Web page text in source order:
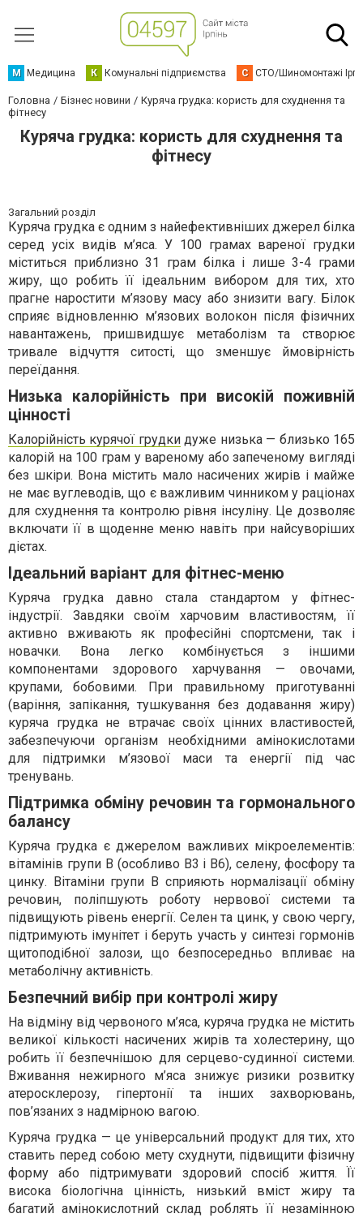
М Медицина К Комунальні підприємства С СТО/Шиномонтажі
Головна Бізнес новини
Куряча грудка: користь для схуднення та
фітнесу
Куряча грудка: користь для схуднення та
фітнесу
Загальний розділ
Куряча грудка є одним з найефективніших джерел білка
серед усіх видів м’яса. У 100 грамах вареної грудки
міститься приблизно 31 грам білка і лише 3-4 грами
жиру, що робить її ідеальним вибором для тих, хто
прагне наростити м’язову масу або знизити вагу. Білок
сприяє відновленню м’язових волокон після фізичних
навантажень, пришвидшує метаболізм та створює
тривале відчуття ситості, що зменшує ймовірність
переїдання.
Низька калорійність при високій поживній
цінності
Калорійність курячої грудкидуже низька — близько 165
калорій на 100 грам у вареному або запеченому вигляді
без шкіри. Вона містить мало насичених жирів і майже
не має вуглеводів, що є важливим чинником у раціонах
для схуднення та контролю рівня інсуліну. Це дозволяє
включати її в щоденне меню навіть при найсуворіших
дієтах.
Ідеальний варіант для фітнес-меню
Куряча грудка давно стала стандартом у фітнес-
індустрії. Завдяки своїм харчовим властивостям, її
активно вживають як професійні спортсмени, так і
новачки. Вона легко комбінується з іншими
компонентами здорового харчування — овочами,
крупами, бобовими. При правильному приготуванні
(варіння, запікання, тушкування без додавання жиру)
куряча грудка не втрачає своїх цінних властивостей,
забезпечуючи організм необхідними амінокислотами
для підтримки м’язової маси та енергії під час
тренувань.
Підтримка обміну речовин та гормонального
балансу
Куряча грудка є джерелом важливих мікроелементів:
вітамінів групи B (особливо B3 і B6), селену, фосфору та
цинку. Вітаміни групи B сприяють нормалізації обміну
речовин, поліпшують роботу нервової системи та
підвищують рівень енергії. Селен та цинк, у свою чергу,
підтримують імунітет і беруть участь у синтезі гормонів
щитоподібної залози, що безпосередньо впливає на
метаболічну активність.
Безпечний вибір при контролі жиру
На відміну від червоного м’яса, куряча грудка не містить
великої кількості насичених жирів та холестерину, що
робить її безпечнішою для серцево-судинної системи.
Вживання нежирного м’яса знижує ризики розвитку
атеросклерозу, гіпертонії та інших захворювань,
пов’язаних з надмірною вагою.
Куряча грудка — це універсальний продукт для тих, хто
ставить перед собою мету схуднути, підвищити фізичну
форму або підтримувати здоровий спосіб життя. Її
висока біологічна цінність, низький вміст жиру та
багатий амінокислотний склад роблять її незамінною